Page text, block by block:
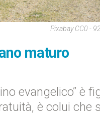
Pixabay CC0 -
maturo
evangelico” è
è colui che